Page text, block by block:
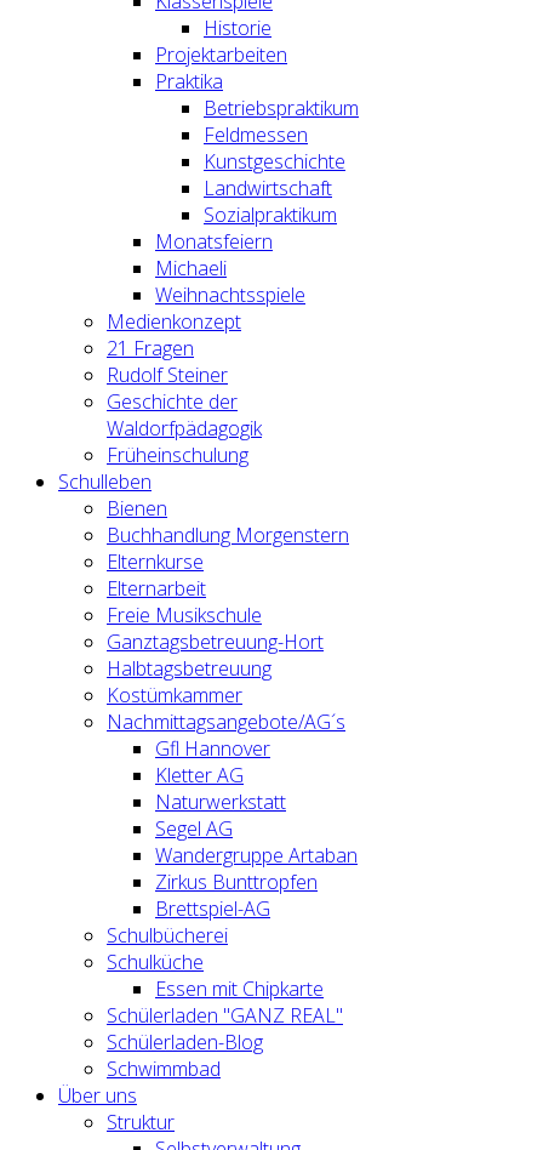
Historie
Projektarbeiten
Praktika
Betriebspraktikum
Feldmessen
Kunstgeschichte
Landwirtschaft
Sozialpraktikum
Monatsfeiern
Michaeli
Weihnachtsspiele
Medienkonzept
21 Fragen
Rudolf Steiner
Geschichte der
Waldorfpädagogik
Früheinschulung
Schulleben
Bienen
Buchhandlung Morgenstern
Elternkurse
Elternarbeit
Freie Musikschule
Ganztagsbetreuung-Hort
Halbtagsbetreuung
Kostümkammer
Nachmittagsangebote/AG´s
Gfl Hannover
Kletter AG
Naturwerkstatt
Segel AG
Wandergruppe Artaban
Zirkus Bunttropfen
Brettspiel-AG
Schulbücherei
Schulküche
Essen mit Chipkarte
Schülerladen "GANZ REAL"
Schülerladen-Blog
Schwimmbad
Über uns
Struktur